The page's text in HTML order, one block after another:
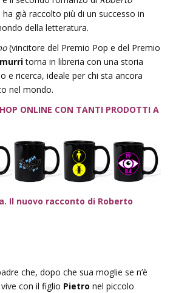
già raccolto più di un successo in
della letteratura.
(vincitore del Premio Pop e del Premio
torna in libreria con una storia
e ricerca, ideale per chi sta ancora
nel mondo.
ONLINE CON TANTI PRODOTTI A
Il nuovo racconto di Roberto
che, dopo che sua moglie se n’è
con il figlio Pietro nel piccolo